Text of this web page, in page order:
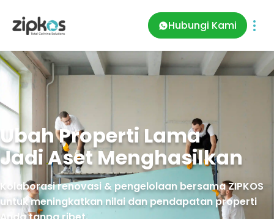
Hubungi Kami
Ubah Properti Lama
Jadi Aset Menghasilkan
Kolaborasi renovasi & pengelolaan bersama ZIPKOS
untuk meningkatkan nilai dan pendapatan properti